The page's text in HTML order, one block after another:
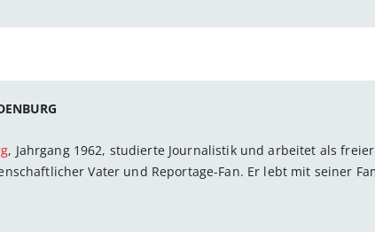
, Jahrgang 1962, studierte Journalistik und arbeitet als
Vater und Reportage-Fan. Er lebt mit seiner